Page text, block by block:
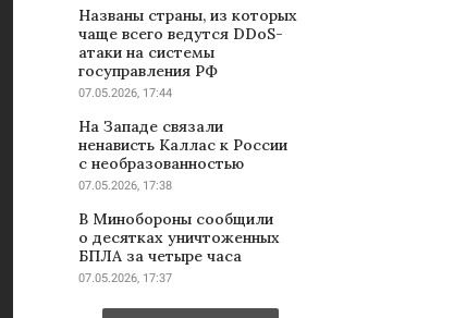
Названы страны, из которых
чаще всего ведутся DDoS-
атаки на системы
госуправления РФ
07.05.2026, 17:44
На Западе связали
ненависть Каллас к России
с необразованностью
07.05.2026, 17:38
В Минобороны сообщили
о десятках уничтоженных
БПЛА за четыре часа
07.05.2026, 17:37